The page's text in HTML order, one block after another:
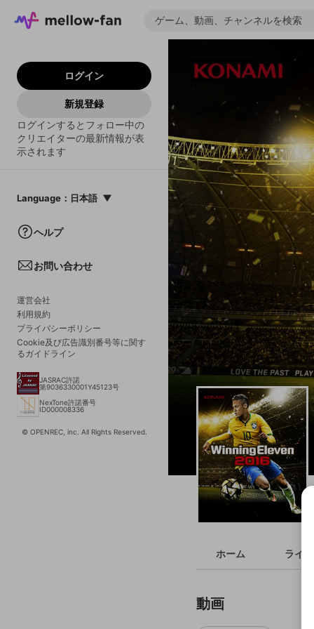
ログイン
新規登録
ログインするとフォロー中の
クリエイターの最新情報が表
示されます
Language ： 日本語
中文(簡体)
ヘルプ
お問い合わせ
運営会社
利用規約
プライバシーポリシー
Cookie及び広告識別番号等に関す
るガイドライン
JASRAC許諾
第9036330001Y45123号
NexTone許諾番号
ID000008336
© OPENREC, inc. All Rights Reserved.
ホーム ライブ
動画